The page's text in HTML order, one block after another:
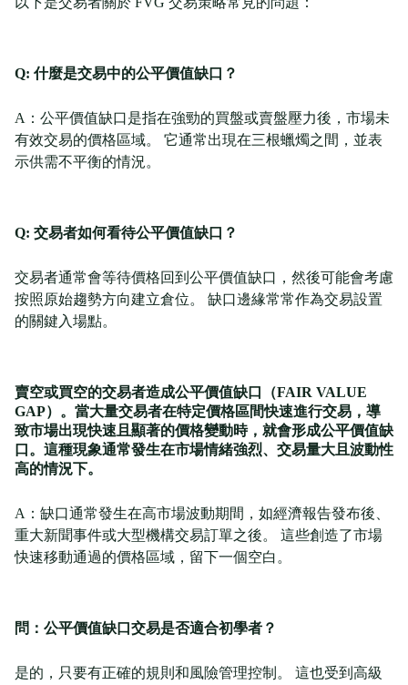
Q: 什麼是交易中的公平價值缺口？
A：公平價值缺口是指在強勁的買盤或賣盤壓力後，市場未
有效交易的價格區域。 它通常出現在三根蠟燭之間，並表
示供需不平衡的情況。
Q: 交易者如何看待公平價值缺口？
交易者通常會等待價格回到公平價值缺口，然後可能會考慮
按照原始趨勢方向建立倉位。 缺口邊緣常常作為交易設置
的關鍵入場點。
賣空或買空的交易者造成公平價值缺口（FAIR VALUE
GAP）。當大量交易者在特定價格區間快速進行交易，導
致市場出現快速且顯著的價格變動時，就會形成公平價值缺
口。這種現象通常發生在市場情緒強烈、交易量大且波動性
高的情況下。
A：缺口通常發生在高市場波動期間，如經濟報告發布後、
重大新聞事件或大型機構交易訂單之後。 這些創造了市場
快速移動通過的價格區域，留下一個空白。
問：公平價值缺口交易是否適合初學者？
是的，只要有正確的規則和風險管理控制。 這也受到高級